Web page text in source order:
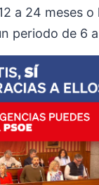
a 24 meses o
periodo de 6